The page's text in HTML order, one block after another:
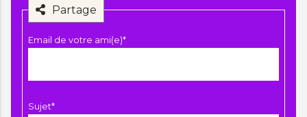
Partage
Champ
obligatoire
Email de votre ami(e)*
Champ
Sujet*